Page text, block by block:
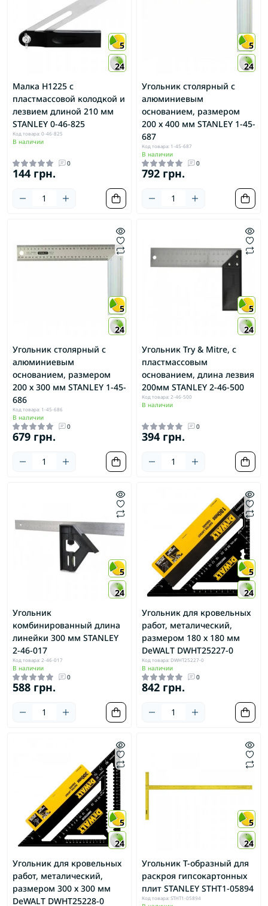
5
24
Малка H1225 с
пластмассовой колодкой и
лезвием длиной 210 мм
STANLEY 0-46-825
Код товара: 0-46-825
В наличии
0
144 грн.
5
24
Угольник столярный с
алюминиевым
основанием, размером
200 х 400 мм STANLEY 1-45-
687
Код товара: 1-45-687
В наличии
0
792 грн.
5
24
Угольник столярный с
алюминиевым
основанием, размером
200 х 300 мм STANLEY 1-45-
686
Код товара: 1-45-686
В наличии
0
679 грн.
5
24
Угольник Try & Mitre, с
пластмассовым
основанием, длина лезвия
200мм STANLEY 2-46-500
Код товара: 2-46-500
В наличии
0
394 грн.
5
24
Угольник
комбинированный длина
линейки 300 мм STANLEY
2-46-017
Код товара: 2-46-017
В наличии
0
588 грн.
5
24
Угольник для кровельных
работ, металический,
размером 180 х 180 мм
DeWALT DWHT25227-0
Код товара: DWHT25227-0
В наличии
0
842 грн.
5
24
Угольник для кровельных
работ, металический,
размером 300 х 300 мм
DeWALT DWHT25228-0
5
24
Угольник Т-образный для
раскроя гипсокартонных
плит STANLEY STHT1-05894
Код товара: STHT1-05894